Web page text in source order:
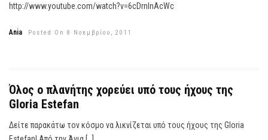
http://www.youtube.com/watch?v=6cDrnlnAcWc
Ania Posted On 8 Νοεμβρίου, 2011
Όλος ο πλανήτης χορεύει υπό τους ήχους της
Gloria Estefan
Δείτε παρακάτω τον κόσμο να λικνίζεται υπό τους ήχους της Gloria